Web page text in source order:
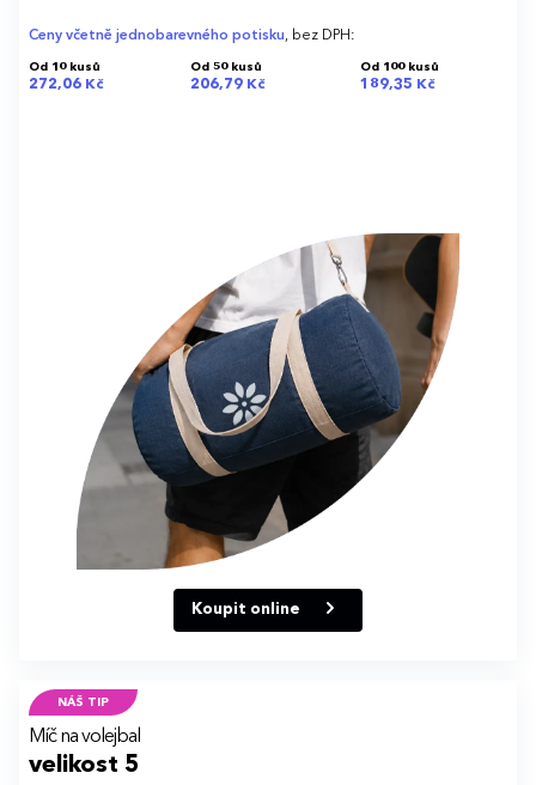
Ceny včetně jednobarevného potisku, bez DPH:
Od 10 kusů
272,06 Kč
Od 50 kusů
206,79 Kč
Od 100 kusů
189,35 Kč
Koupit online
NÁŠ TIP
Míč na volejbal
velikost 5